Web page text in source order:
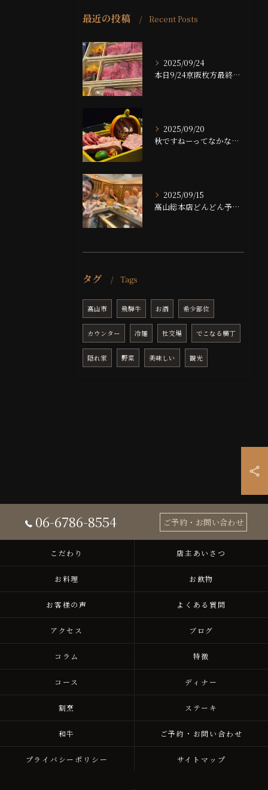
最近の投稿 Recent Posts
2025/09/24
本日9/24京阪枚方最終日です！！
2025/09/20
秋ですねーってなかなかならない大阪ですが、夜は大分涼しくなっ...
2025/09/15
高山総本店どんどん予約埋まっております！！
タグ Tags
高山市 飛騨牛 お酒 希少部位
カウンター 冷麺 社交場 でこなる横丁
隠れ家 野菜 美味しい 観光
06-6786-8554 ご予約・お問い合わせ
こだわり 店主あいさつ
お料理 お飲物
お客様の声 よくある質問
アクセス ブログ
コラム 特徴
コース ディナー
割烹 ステーキ
和牛 ご予約・お問い合わせ
プライバシーポリシー サイトマップ